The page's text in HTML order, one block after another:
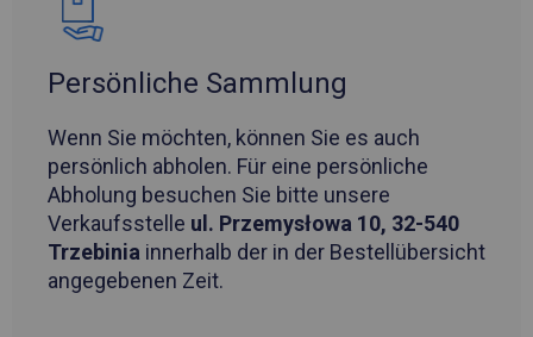
Persönliche Sammlung
Wenn Sie möchten, können Sie es auch
persönlich abholen. Für eine persönliche
Abholung besuchen Sie bitte unsere
Verkaufsstelle ul. Przemysłowa 10, 32-540
Trzebinia innerhalb der in der Bestellübersicht
angegebenen Zeit.